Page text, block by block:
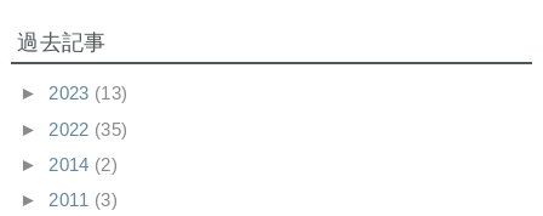
過去記事
► 2023 (13)
► 2022 (35)
► 2014 (2)
► 2011 (3)